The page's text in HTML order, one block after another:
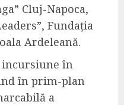
Cluj-Napoca,
Fundația
Ardeleană.
în
în prim-plan
a